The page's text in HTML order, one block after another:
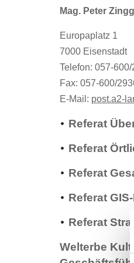
Referat
Referat
Mag. Peter
Europaplatz 1
7000 Eisenstadt
Telefon: 057-
Fax: 057-600/
E-Mail: post.a2-
Referat
Referat
Referat
Referat
Referat
Welterbe